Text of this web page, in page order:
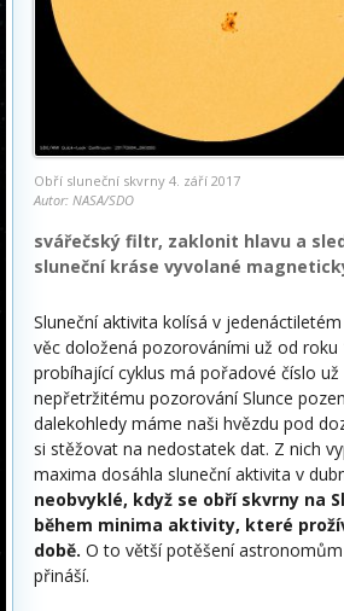
Obří sluneční skvrny 4. září 2017
Autor: NASA/SDO
svářečský filtr, zaklonit hlavu a
sluneční kráse vyvolané
Sluneční aktivita kolísá v
věc doložená pozorováními už od roku
probíhající cyklus má pořadové číslo
nepřetržitému pozorování Slunce
dalekohledy máme naši hvězdu pod
si stěžovat na nedostatek dat. Z nich
maxima dosáhla sluneční aktivita v
neobvyklé, když se obří skvrny na
během minima aktivity, které
době. O to větší potěšení
přináší.